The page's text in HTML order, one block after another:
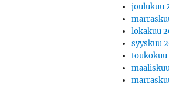
joulukuu
lokakuu
syyskuu
toukokuu